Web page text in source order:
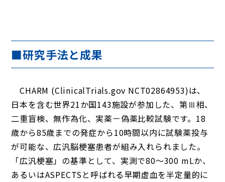
■研究手法と成果
CHARM (ClinicalTrials.gov NCT02864953)は、
日本を含む世界21か国143施設が参加した、第Ⅲ相、
二重盲検、無作為化、実薬－偽薬比較試験です。18
歳から85歳までの発症から10時間以内に試験薬投与
が可能な、広汎脳梗塞患者が組み入れられました。
「広汎梗塞」の基準として、実測で80～300 mLか、
あるいはASPECTSと呼ばれる早期虚血を半定量的に